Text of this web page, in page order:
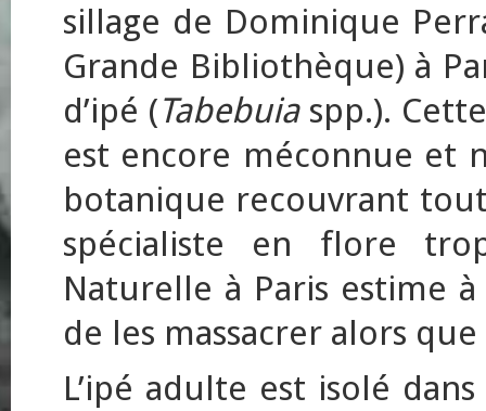
sillage de Dominique
Grande Bibliothèque) à
d’ipé (Tabebuiaspp.).
est encore méconnue et
botanique recouvrant
spécialiste en flore
Naturelle à Paris estime
de les massacrer alors que
L’ipé adulte est isolé